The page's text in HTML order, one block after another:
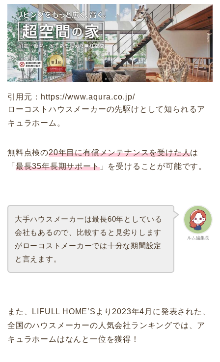
引用元：https://www.aqura.co.jp/
ローコストハウスメーカーの先駆けとして知られるア
キュラホーム。
無料点検の20年目に有償メンテナンスを受けた人は
「 最長35年長期サポート」を受けることが可能です。
ルム編集長
大手ハウスメーカーは最長60年としている
会社もあるので、比較すると見劣りします
がローコストメーカーでは十分な期間設定
と言えます。
また、LIFULL HOME’Sより2023年4月に発表された、
全国のハウスメーカーの人気会社ランキングでは、ア
キュラホームはなんと一位を獲得！